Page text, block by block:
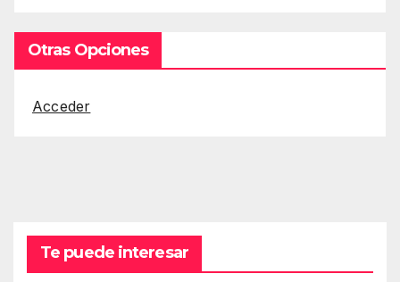
Otras Opciones
Acceder
Te puede interesar